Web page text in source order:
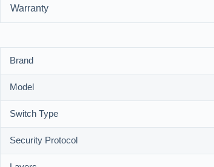
Warranty
Brand
Model
Switch Type
Security Protocol